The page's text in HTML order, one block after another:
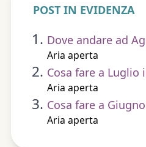
POST IN EVIDENZA
Dove andare ad
Aria aperta
Cosa fare a Luglio
Aria aperta
Cosa fare a
Aria aperta